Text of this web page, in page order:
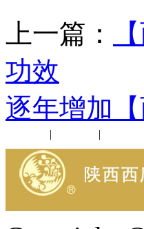
上一篇：
功效 下
逐年增加
| |